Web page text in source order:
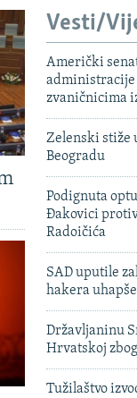
Vesti/
Američki
administracije
zvaničnicima
Zelenski stiže
Beogradu
Podignuta
Đakovici
Radoičića
SAD uputile
hakera
Državljaninu
Hrvatskoj
Tužilaštvo